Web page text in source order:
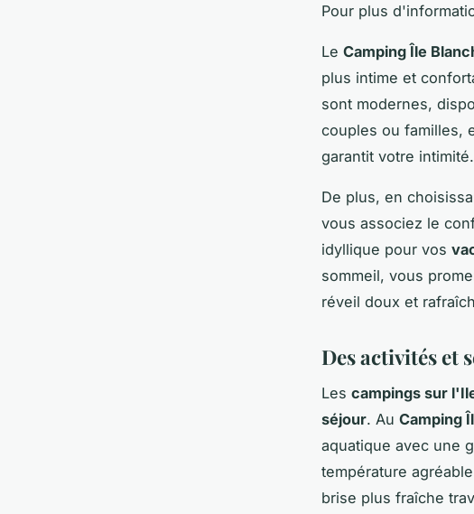
Pour plus
Le Camping Île
plus intime et
sont modernes,
couples ou familles,
garantit votre intimité.
De plus, en
vous associez le
idyllique pour vos
sommeil, vous
réveil doux et
Des activités et
Les campings sur
séjour. Au Camping
aquatique avec une
température
brise plus fraîche